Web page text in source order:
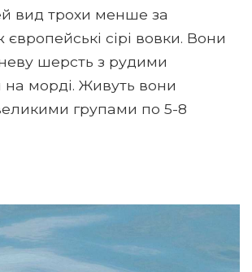
вид трохи менше за
європейські сірі вовки. Вони
шерсть з рудими
морді. Живуть вони
групами по 5-8